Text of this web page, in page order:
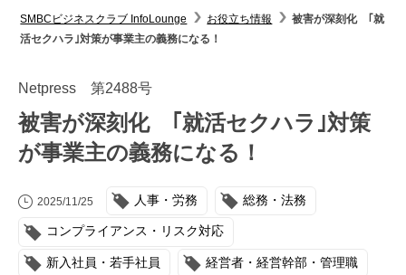
みんなの研修
トピックス＆インフォメーション
お役立ち情報
インタビュー・レポート
SMBCビジネスクラブ InfoLounge お役立ち情報
被害が深刻化 ｢就
活セクハラ｣対策が事業主の義務になる！
Netpress 第2488号
被害が深刻化 ｢就活セクハラ｣対策
が事業主の義務になる！
2025/11/25 人事・労務 総務・法務
コンプライアンス・リスク対応
新入社員・若手社員 経営者・経営幹部・管理職